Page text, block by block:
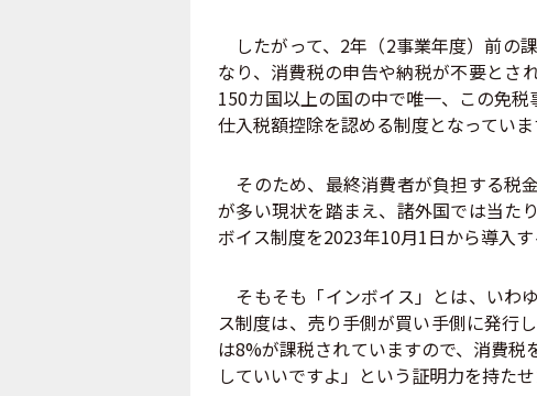
したがって、2年（2事業年度）前の
なり、消費税の申告や納税が不要とさ
150カ国以上の国の中で唯一、この免税
仕入税額控除を認める制度となっていま
そのため、最終消費者が負担する税
が多い現状を踏まえ、諸外国では当た
ボイス制度を2023年10月1日から導入す
そもそも「インボイス」とは、いわ
ス制度は、売り手側が買い手側に発行
は8%が課税されていますので、消費
していいですよ」という証明力を持たせ